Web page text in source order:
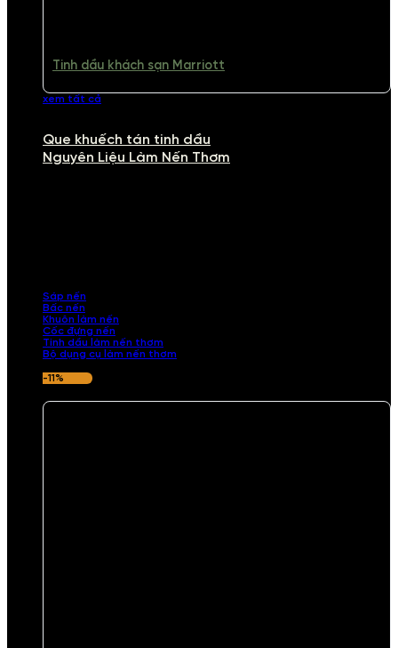
Tinh dầu khách sạn Marriott
xem tất cả
Que khuếch tán tinh dầu
Nguyên Liệu Làm Nến Thơm
Sáp nến
Bấc nến
Khuôn làm nến
Cốc đựng nến
Tinh dầu làm nến thơm
Bộ dụng cụ làm nến thơm
-11%